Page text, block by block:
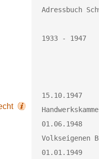
Adressbuch
1933 - 1947	Firma Diplom Ingenieur Albert von Kurz
15.10.1947	Teil der Firma Dipl. Ing. Albert v. Kurz von der
01.06.1948	Übernahme der Fa. Albert v. Kurz von der Vereinigung der
Volkseigenen
01.01.1949	Firma Albert v. Kurz wird vom Land Mecklenburg zum